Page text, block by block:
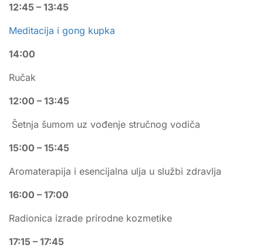
12:45 – 13:45
Meditacija i gong kupka
14:00
Ručak
12:00 – 13:45
Šetnja šumom uz vođenje stručnog vodiča
15:00 – 15:45
Aromaterapija i esencijalna ulja u službi zdravlja
16:00 – 17:00
Radionica izrade prirodne kozmetike
17:15 – 17:45